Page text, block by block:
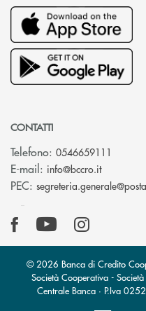
CONTATTI
Telefono: 0546659111
E-mail: info@bccro.it(si apre
PEC:
© 2026 Banca di Credito
Società Cooperativa -
Centrale Banca · P.Iva